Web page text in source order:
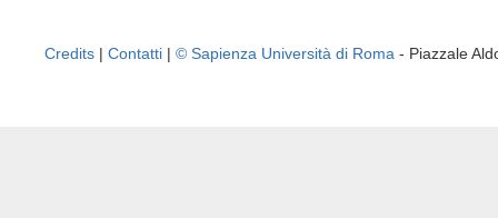
Credits | Contatti | © Sapienza Università di Roma - Piazzale